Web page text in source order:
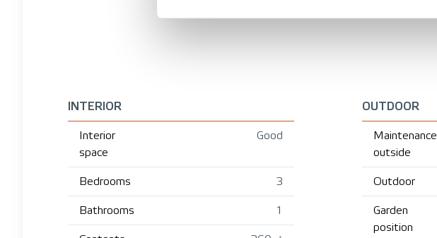
INTERIOR
Interior
space
Good
Bedrooms 3
Bathrooms 1
OUTDOOR
Maintenance
outside
Outdoor
Garden
position